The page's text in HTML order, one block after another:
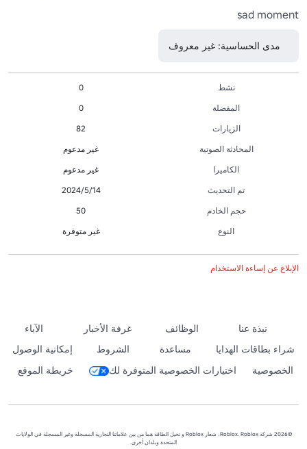
sad moment
مدى الحساسية: غير معروف
نشط
0
المفضلة
0
الزيارات
82
المحادثة الصوتية
غير مدعوم
الكاميرا
غير مدعوم
تم التحديث
14‏/5‏/2024
حجم الخادم
50
النوع
غير متوفرة
الإبلاغ عن إساءة الاستخدام
نبذة عنا الوظائف غرفة الأخبار
الآباء
شراء بطاقات الهدايا
مساعدة الشروط
إمكانية الوصول
الخصوصية
اختيارات الخصوصية المتوفرة لك خريطة الموقع
©2026 شركة Roblox. Roblox، شعار Roblox و تخيل الطاقة هما من بين علاماتنا التجارية المسجلة وغير المسجلة في الولايات
المتحدة وبلدان أخرى.